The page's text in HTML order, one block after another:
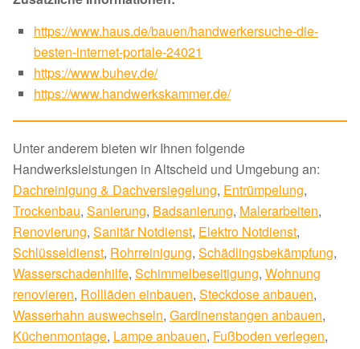
https://www.haus.de/bauen/handwerkersuche-die-
besten-internet-portale-24021
https://www.buhev.de/
https://www.handwerkskammer.de/
Unter anderem bieten wir Ihnen folgende
Handwerksleistungen in Altscheid und Umgebung an:
Dachreinigung & Dachversiegelung, Entrümpelung,
Trockenbau, Sanierung, Badsanierung, Malerarbeiten,
Renovierung, Sanitär Notdienst, Elektro Notdienst,
Schlüsseldienst, Rohrreinigung, Schädlingsbekämpfung,
Wasserschadenhilfe, Schimmelbeseitigung, Wohnung
renovieren, Rollläden einbauen, Steckdose anbauen,
Wasserhahn auswechseln, Gardinenstangen anbauen,
Küchenmontage, Lampe anbauen, Fußboden verlegen,